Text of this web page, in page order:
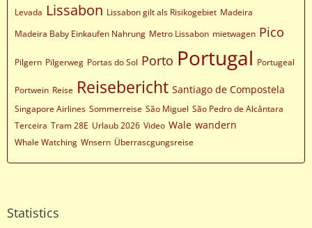
Levada Lissabon Lissabon gilt als Risikogebiet Madeira
Madeira Baby Einkaufen Nahrung Metro Lissabon mietwagen Pico
Pilgern Pilgerweg Portas do Sol Porto Portugal Portugeal
Portwein Reise Reisebericht Santiago de Compostela
Singapore Airlines Sommerreise São Miguel São Pedro de Alcântara
Terceira Tram 28E Urlaub 2026 Video Wale wandern
Whale Watching Wnsern Überrascgungsreise
Statistics